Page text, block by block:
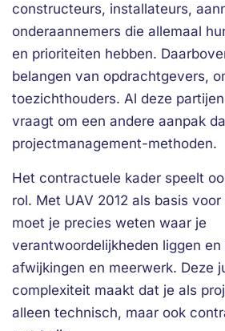
constructeurs, installateurs,
onderaannemers die allemaal
en prioriteiten hebben.
belangen van opdrachtgevers,
toezichthouders. Al deze
vraagt om een andere aanpak
projectmanagement-methoden.
Het contractuele kader speelt
rol. Met UAV 2012 als basis
moet je precies weten waar je
verantwoordelijkheden liggen
afwijkingen en meerwerk. Deze
complexiteit maakt dat je als
alleen technisch, maar ook